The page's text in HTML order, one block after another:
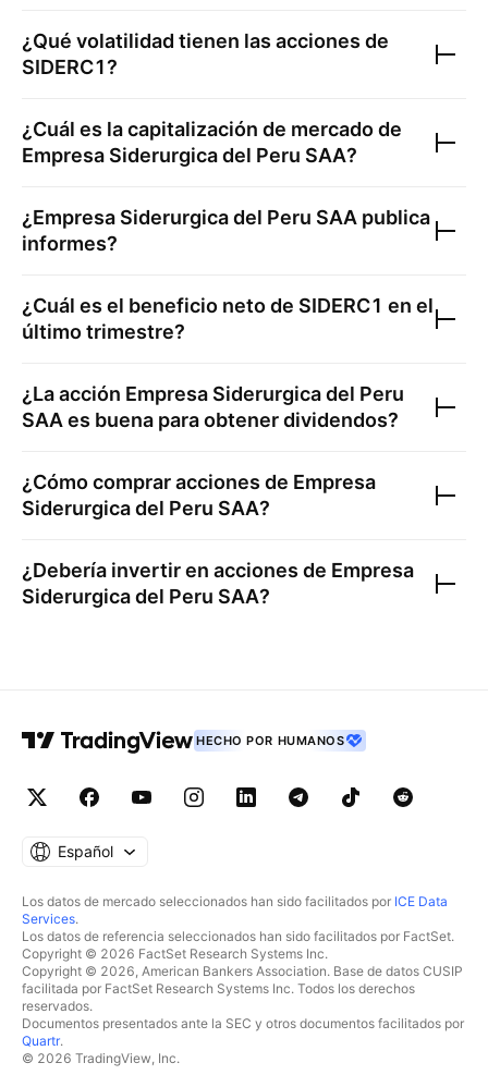
¿Qué volatilidad tienen las acciones de
SIDERC1?
¿Cuál es la capitalización de mercado de
Empresa Siderurgica del Peru SAA?
¿Empresa Siderurgica del Peru SAA publica
informes?
¿Cuál es el beneficio neto de SIDERC1 en el
último trimestre?
¿La acción Empresa Siderurgica del Peru
SAA es buena para obtener dividendos?
¿Cómo comprar acciones de Empresa
Siderurgica del Peru SAA?
¿Debería invertir en acciones de Empresa
Siderurgica del Peru SAA?
HECHO POR HUMANOS
Español
Los datos de mercado seleccionados han sido facilitados por ICE Data
Services.
Los datos de referencia seleccionados han sido facilitados por FactSet.
Copyright © 2026 FactSet Research Systems Inc.
Copyright © 2026, American Bankers Association. Base de datos CUSIP
facilitada por FactSet Research Systems Inc. Todos los derechos
reservados.
Documentos presentados ante la SEC y otros documentos facilitados por
Quartr.
© 2026 TradingView, Inc.